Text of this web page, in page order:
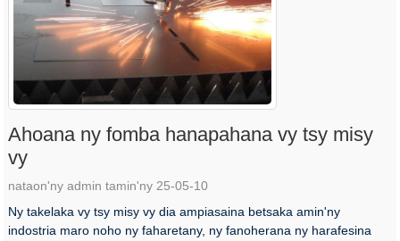
Ahoana ny fomba hanapahana vy tsy misy
vy
nataon'ny admin tamin'ny 25-05-10
Ny takelaka vy tsy misy vy dia ampiasaina betsaka amin'ny
indostria maro noho ny faharetany, ny fanoherana ny harafesina